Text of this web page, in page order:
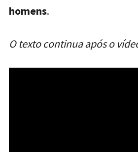
homens​.
O texto continua após o